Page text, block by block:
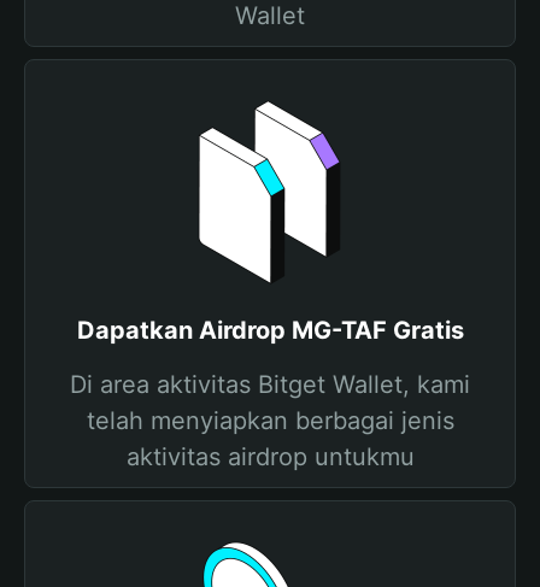
Wallet
Dapatkan Airdrop MG-TAF Gratis
Di area aktivitas Bitget Wallet, kami
telah menyiapkan berbagai jenis
aktivitas airdrop untukmu